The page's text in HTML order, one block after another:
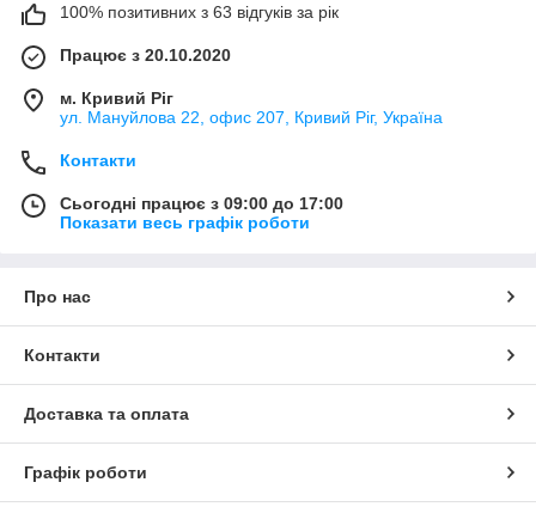
100% позитивних з 63 відгуків за рік
Працює з 20.10.2020
м. Кривий Ріг
ул. Мануйлова 22, офис 207, Кривий Ріг, Україна
Контакти
Сьогодні працює з 09:00 до 17:00
Показати весь графік роботи
Про нас
Контакти
Доставка та оплата
Графік роботи